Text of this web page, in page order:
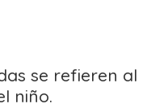
se refieren al
niño.